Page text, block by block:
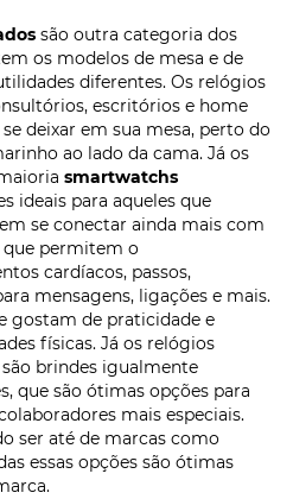
são outra categoria dos
os modelos de mesa e de
diferentes. Os relógios
escritórios e home
deixar em sua mesa, perto do
ao lado da cama. Já os
smartwatchs
ideais para aqueles que
se conectar ainda mais com
que permitem o
cardíacos, passos,
mensagens, ligações e mais.
gostam de praticidade e
físicas. Já os relógios
brindes igualmente
que são ótimas opções para
mais especiais.
ser até de marcas como
essas opções são ótimas